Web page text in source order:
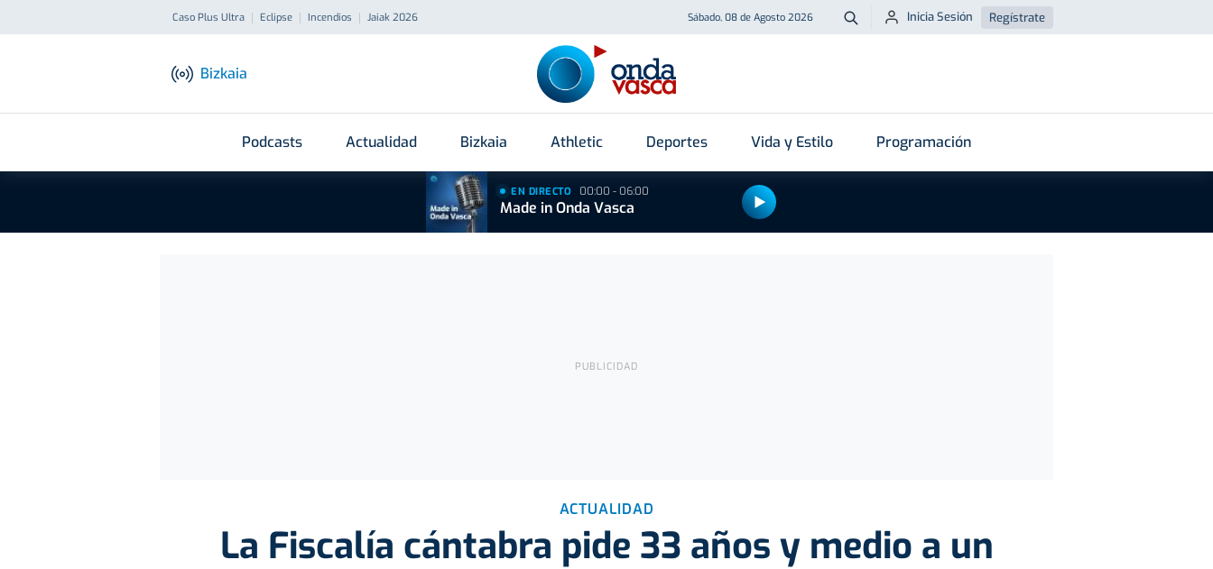
Caso Plus Ultra Eclipse Incendios Jaiak 2026 Sábado, 08 de Agosto 2026 Buscar
Inicia Sesión Regístrate
Bizkaia
Podcasts Actualidad Bizkaia Athletic Deportes Vida y Estilo Programación
EN DIRECTO 00:00 - 06:00
Made in Onda Vasca
ACTUALIDAD
La Fiscalía cántabra pide 33 años y medio a un